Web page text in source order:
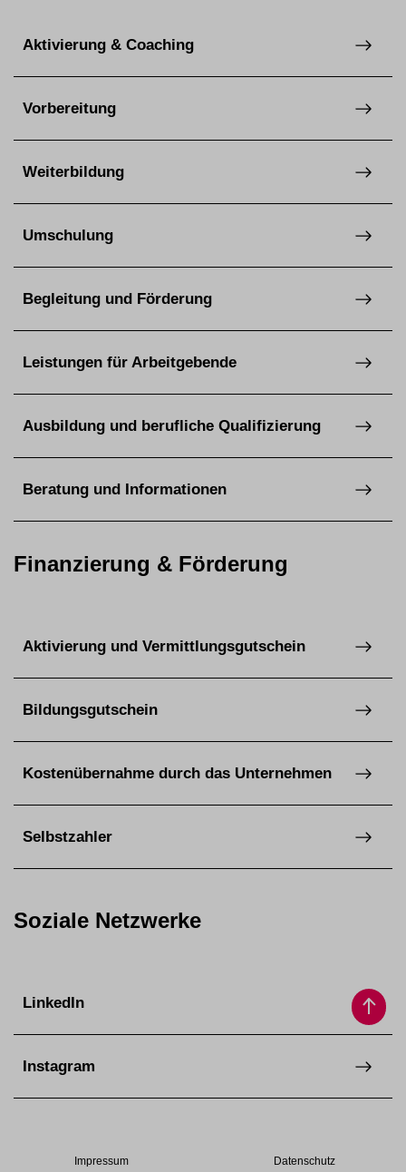
Aktivierung & Coaching
Vorbereitung
Weiterbildung
Umschulung
Begleitung und Förderung
Leistungen für Arbeitgebende
Ausbildung und berufliche Qualifizierung
Beratung und Informationen
Finanzierung & Förderung
Aktivierung und Vermittlungsgutschein
Bildungsgutschein
Kostenübernahme durch das Unternehmen
Selbstzahler
Soziale Netzwerke
LinkedIn
Instagram
Impressum Datenschutz